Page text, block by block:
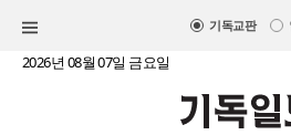
기독교판
2026년 08월 07일 금요일